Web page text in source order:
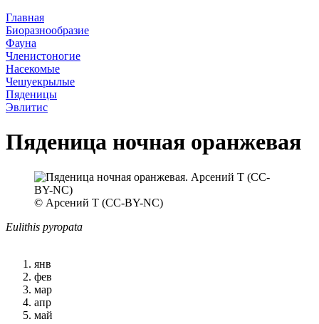
Главная
Биоразнообразие
Фауна
Членистоногие
Насекомые
Чешуекрылые
Пяденицы
Эвлитис
Пяденица ночная оранжевая
© Арсений Т (CC-BY-NC)
Eulithis pyropata
янв
фев
мар
апр
май